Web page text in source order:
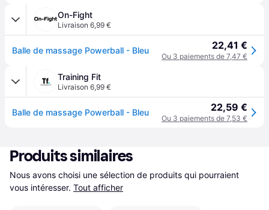
On-Fight
Livraison 6,99 €
Balle de massage Powerball - Bleu 22,41 €
Ou 3 paiements de 7,47 €
Training Fit
Livraison 6,99 €
Balle de massage Powerball - Bleu 22,59 €
Ou 3 paiements de 7,53 €
Produits similaires
Nous avons choisi une sélection de produits qui pourraient
vous intéresser. Tout afficher